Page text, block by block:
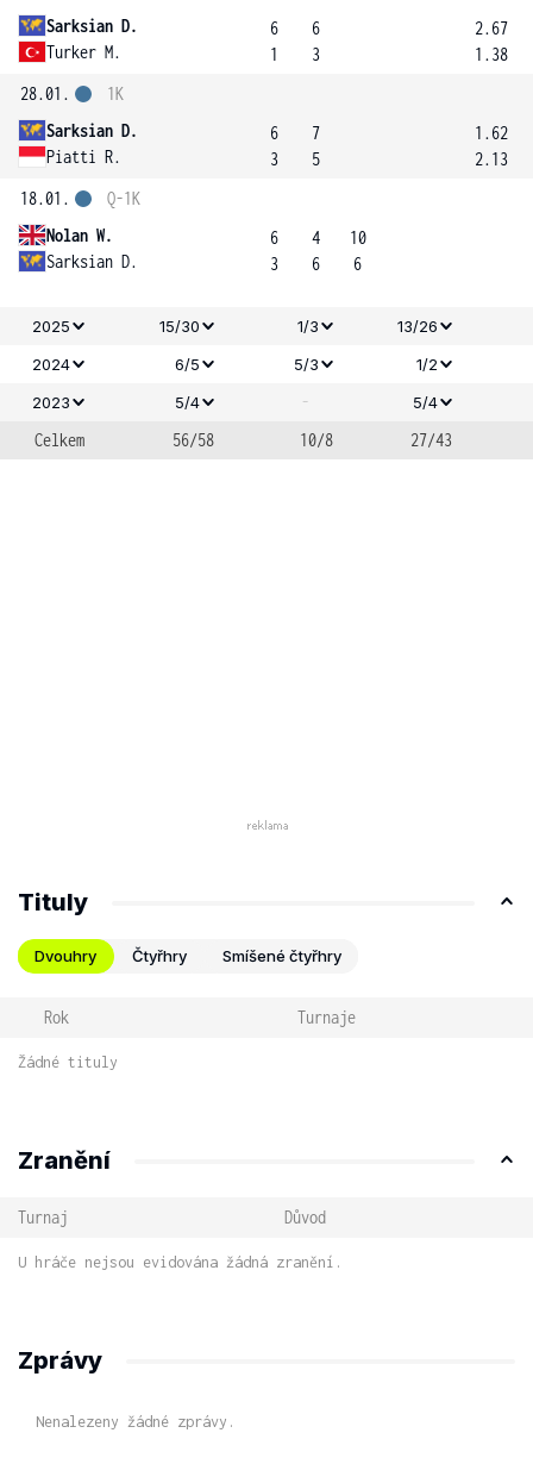
Sarksian D.
Turker M.
6
1
6
3
2.67
1.38
28.01.
Sarksian D.
Piatti R.
1K
6
3
7
5
1.62
2.13
18.01.
Nolan W.
Sarksian D.
Q-1K
6
3
4
6
10
6
2025 15/30 1/3
13/26
2024
6/5 5/3
1/2
2023
5/4 - 5/4
Celkem 56/58 10/8 27/43
Tituly
Dvouhry Čtyřhry Smíšené čtyřhry
Rok Turnaje
Žádné tituly
Zranění
Turnaj Důvod
U hráče nejsou evidována žádná zranění.
Zprávy
Nenalezeny žádné zprávy.